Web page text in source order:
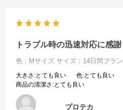
トラブル時の迅速対応に感謝
色：Mサイズ サイズ：14日間プラン
大きさ :とても良い 色:とても良い
商品の清潔さ :とても良い
プロテカ